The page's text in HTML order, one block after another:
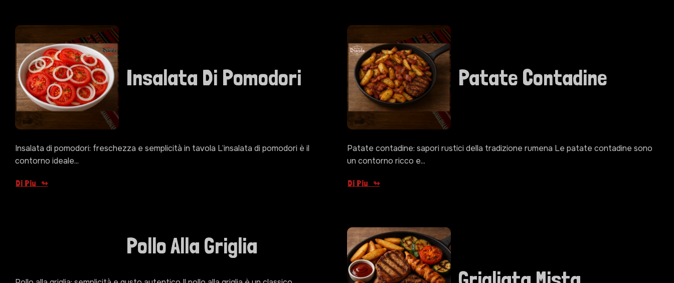
Insalata Di Pomodori
Insalata di pomodori: freschezza e semplicità in tavola L’insalata di pomodori è il
contorno ideale...
Di Piu
Patate Contadine
Patate contadine: sapori rustici della tradizione rumena Le patate contadine sono
un contorno ricco e...
Di Piu
Pollo Alla Griglia